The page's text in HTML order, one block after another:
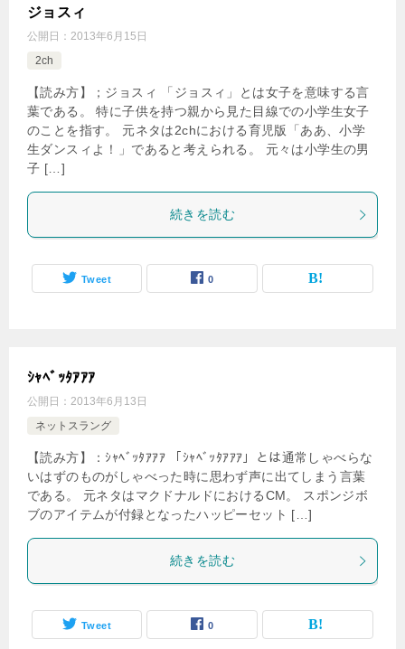
ジョスィ
公開日： 2013年6月15日
2ch
【読み方】；ジョスィ 「ジョスィ」とは女子を意味する言
葉である。 特に子供を持つ親から見た目線での小学生女子
のことを指す。 元ネタは2chにおける育児版「ああ、小学
生ダンスィよ！」であると考えられる。 元々は小学生の男
子 […]
続きを読む
Tweet 0
ｼｬﾍﾞｯﾀｱｱｱ
公開日： 2013年6月13日
ネットスラング
【読み方】：ｼｬﾍﾞｯﾀｱｱｱ 「ｼｬﾍﾞｯﾀｱｱｱ」とは通常しゃべらな
いはずのものがしゃべった時に思わず声に出てしまう言葉
である。 元ネタはマクドナルドにおけるCM。 スポンジボ
ブのアイテムが付録となったハッピーセット […]
続きを読む
Tweet 0